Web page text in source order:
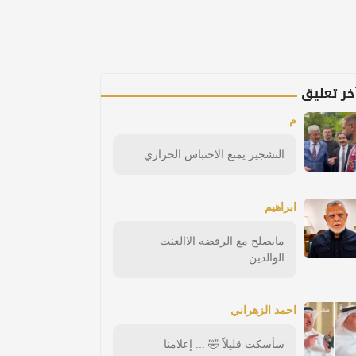
تعليق
م
التشجير يمنع الاحتباس الحراري
ابراهيم
مايصلح مع الرفضه الاالعنت
الوالدين
احمد الزهراني
سأسكت قليلاً 🤣 ... إعلامنا